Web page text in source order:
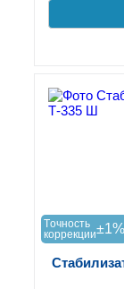
Tочность
коррекции±1%